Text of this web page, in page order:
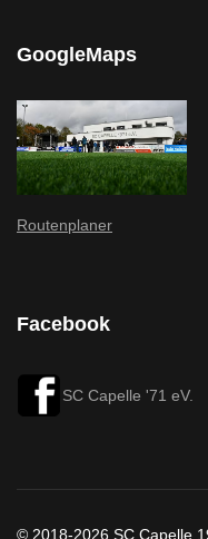
GoogleMaps
Routenplaner
Facebook
SC Capelle '71 eV.
© 2018-2026 SC Capelle